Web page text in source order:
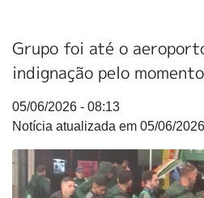
Grupo foi até o
indignação pelo
05/06/2026 - 08:13
05/06/